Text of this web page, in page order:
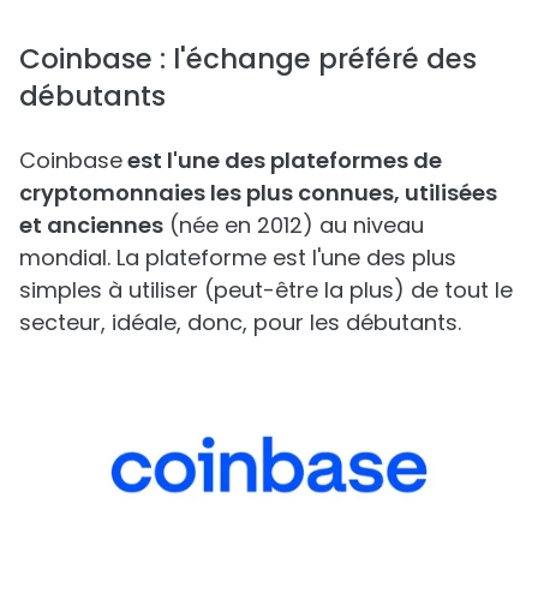
Coinbase : l'échange préféré des
débutants
Coinbaseest l'une des plateformes de
cryptomonnaies les plus connues, utilisées
et anciennes (née en 2012) au niveau
mondial. La plateforme est l'une des plus
simples à utiliser (peut-être la plus) de tout le
secteur, idéale, donc, pour les débutants.